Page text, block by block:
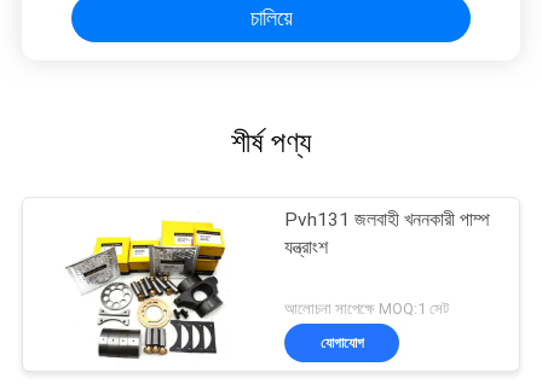
চালিয়ে
শীর্ষ পণ্য
Pvh131 জলবাহী খননকারী পাম্প
যন্ত্রাংশ
আলোচনা সাপেক্ষে MOQ:1 সেট
যোগাযোগ